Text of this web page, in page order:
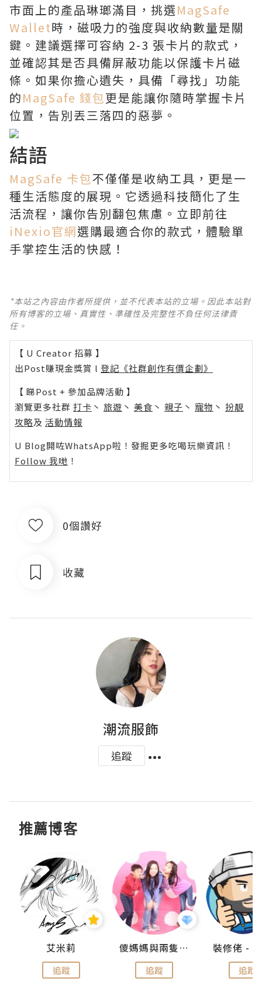
市面上的產品琳瑯滿目，挑選MagSafe
Wallet時，磁吸力的強度與收納數量是關
鍵。建議選擇可容納 2-3 張卡片的款式，
並確認其是否具備屏蔽功能以保護卡片磁
條。如果你擔心遺失，具備「尋找」功能
的MagSafe 錢包更是能讓你隨時掌握卡片
位置，告別丟三落四的惡夢。
結語
MagSafe 卡包不僅僅是收納工具，更是一
種生活態度的展現。它透過科技簡化了生
活流程，讓你告別翻包焦慮。立即前往
iNexio官網選購最適合你的款式，體驗單
手掌控生活的快感！
*本站之內容由作者所提供，並不代表本站的立場。因此本站對
所有博客的立場、真實性、準確性及完整性不負任何法律責
任。
【 U Creator 招募 】
出Post賺現金獎賞 l 登記《社群創作有價企劃》
【 睇Post + 參加品牌活動 】
瀏覽更多社群 打卡 丶 旅遊 丶 美食 丶 親子 丶 寵物 丶 扮靚
攻略及 活動情報
U Blog開咗WhatsApp啦！發掘更多吃喝玩樂資訊！
Follow 我哋 ！
0個讚好
收藏
潮流服飾
追蹤
推薦博客
艾米莉
追蹤
儍媽媽與兩隻小魔怪之家
追蹤 追蹤